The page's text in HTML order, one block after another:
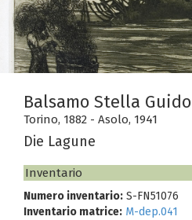
Balsamo Stella Guido
Torino, 1882 - Asolo, 1941
Die Lagune
Inventario
Numero inventario: S-FN51076
Inventario matrice: M-dep.041